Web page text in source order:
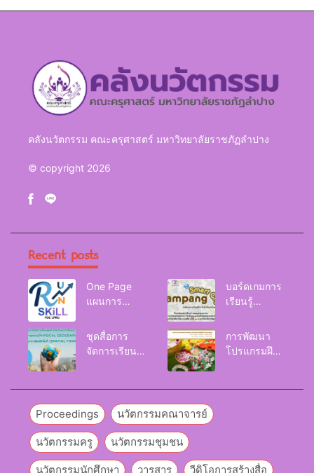
คลังนวัตกรรม คณะครุศาสตร์ มหาวิทยาลัยราชภัฏลำปาง
© copyright 2026
Recent posts
One Page
แผนการ
Reskill
Upskill
บอร์ดเกมการ
เรียนรู้
Smart City
ชุดสื่อการ
จัดการเรียนรู้
(Physical
Geography)
การพัฒนา
โปรแกรมฝึก
Proceedings นวัตกรรมคณาจารย์
นวัตกรรมครู นวัตกรรมชุมชน
นวัตกรรมนักศึกษา วารสาร วีดิโอการสร้างสื่อ